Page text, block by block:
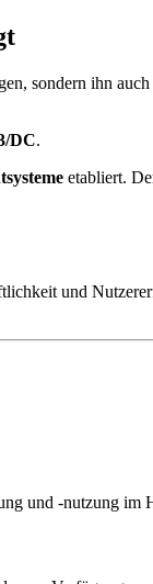
sondern ihn auch
DC.
etabliert.
und
und -nutzung im